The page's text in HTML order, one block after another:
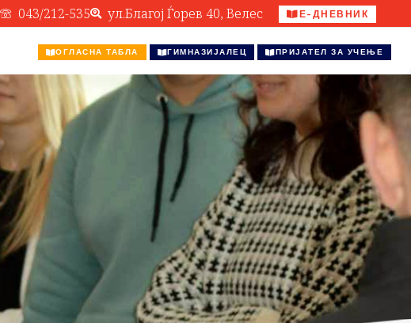
043/212-535 ул.Благој Ѓорев 40, Велес Е-ДНЕВНИК
ОГЛАСНА ТАБЛА ГИМНАЗИЈАЛЕЦ ПРИЈАТЕЛ ЗА УЧЕЊЕ